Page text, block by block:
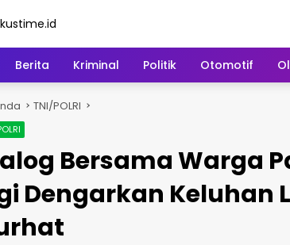
Berita Kriminal Politik Otomotif
TNI/POLRI
Bersama Warga
Dengarkan Keluhan